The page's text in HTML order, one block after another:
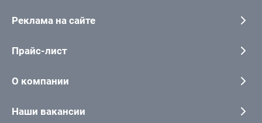
Реклама на сайте
Прайс-лист
О компании
Наши вакансии